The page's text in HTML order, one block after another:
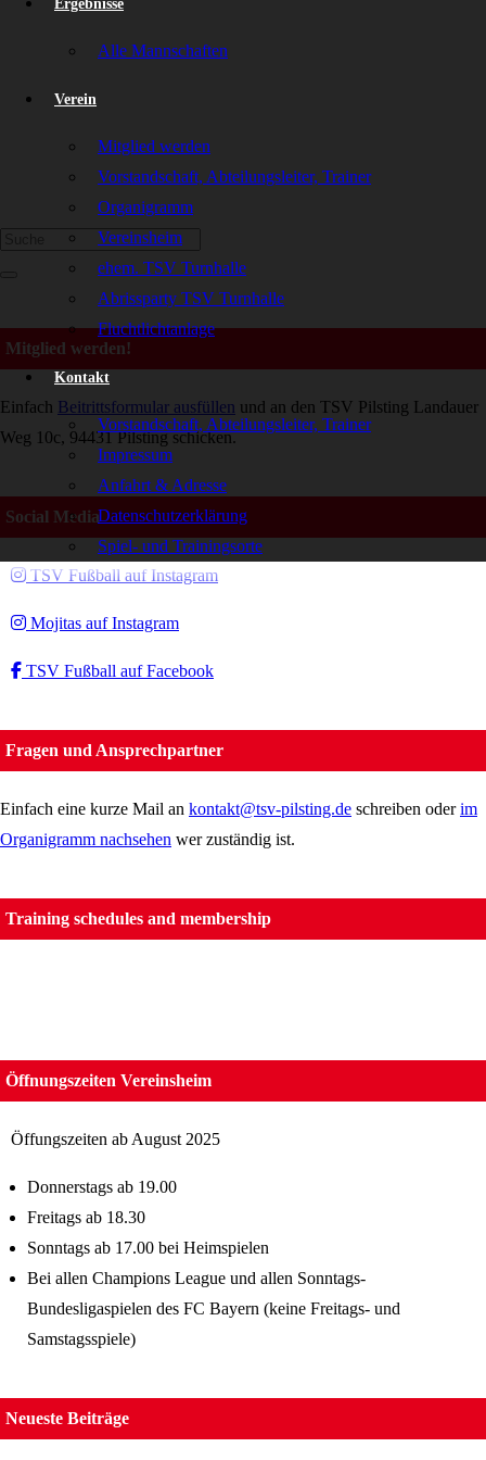
Alle Mannschaften
Verein
Mitglied werden
Vorstandschaft, Abteilungsleiter, Trainer
Organigramm
Vereinsheim
ehem. TSV Turnhalle
Abrissparty TSV Turnhalle
Fluchtlichtanlage
Kontakt
Vorstandschaft, Abteilungsleiter, Trainer
Impressum
Anfahrt & Adresse
Datenschutzerklärung
Spiel- und Trainingsorte
Mitglied werden!
Einfach Beitrittsformular ausfüllen und an den TSV Pilsting Landauer
Weg 10c, 94431 Pilsting schicken.
Social Media
TSV Fußball auf Instagram
Mojitas auf Instagram
TSV Fußball auf Facebook
Fragen und Ansprechpartner
Einfach eine kurze Mail an kontakt@tsv-pilsting.de schreiben oderim
Organigramm nachsehen wer zuständig ist.
Training schedules and membership
Öffnungszeiten Vereinsheim
Öffungszeiten ab August 2025
Donnerstags ab 19.00
Freitags ab 18.30
Sonntags ab 17.00 bei Heimspielen
Bei allen Champions League und allen Sonntags-
Bundesligaspielen des FC Bayern (keine Freitags- und
Samstagsspiele)
Neueste Beiträge